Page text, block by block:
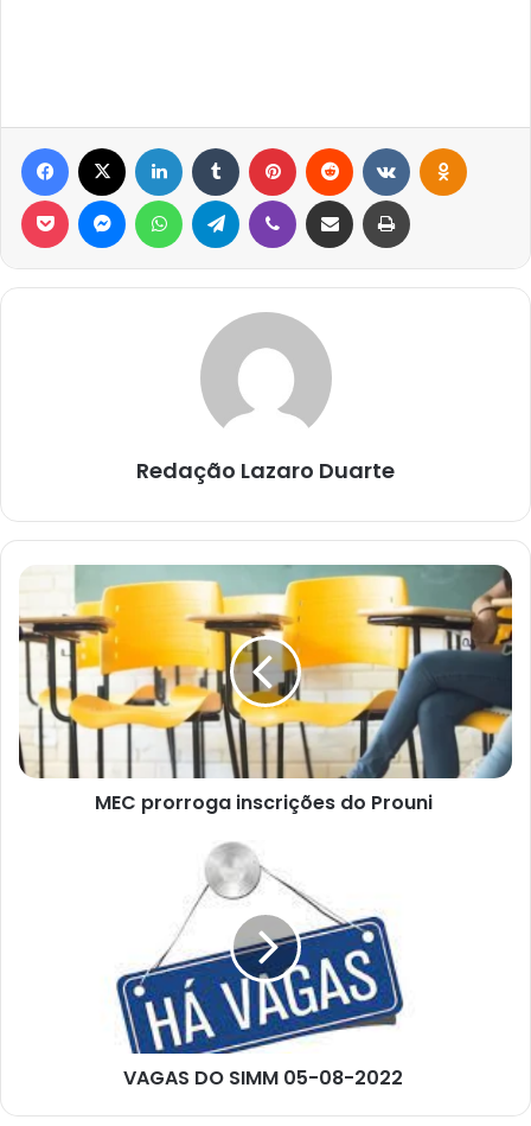
Facebook Linkedin Tumblr Pinterest Reddit
Pocket MessengerWhatsAppTelegram Viber Compartilhar via e-mail Imprimir
Redação Lazaro Duarte
MEC
prorroga
inscrições
do
Prouni
MEC prorroga inscrições do Prouni
VAGAS DO SIMM 05-08-2022